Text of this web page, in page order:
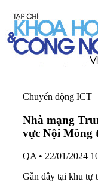
Chuyển động ICT
Nhà mạng
vực Nội Mông
QA • 22/01/2024
Gần đây tại khu tự